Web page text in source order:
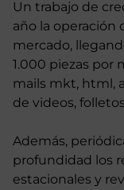
Un trabajo de
año la operación
mercado,
1.000 piezas por
mails mkt, html,
de videos,
Además,
profundidad los
estacionales y